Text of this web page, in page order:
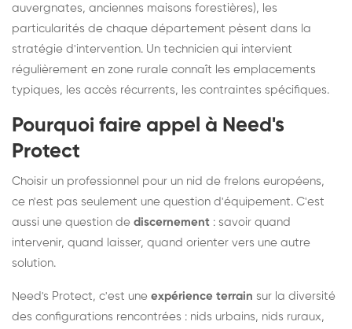
auvergnates, anciennes maisons forestières), les
particularités de chaque département pèsent dans la
stratégie d'intervention. Un technicien qui intervient
régulièrement en zone rurale connaît les emplacements
typiques, les accès récurrents, les contraintes spécifiques.
Pourquoi faire appel à Need's
Protect
Choisir un professionnel pour un nid de frelons européens,
ce n'est pas seulement une question d'équipement. C'est
aussi une question de discernement : savoir quand
intervenir, quand laisser, quand orienter vers une autre
solution.
Need's Protect, c'est une expérience terrain sur la diversité
des configurations rencontrées : nids urbains, nids ruraux,